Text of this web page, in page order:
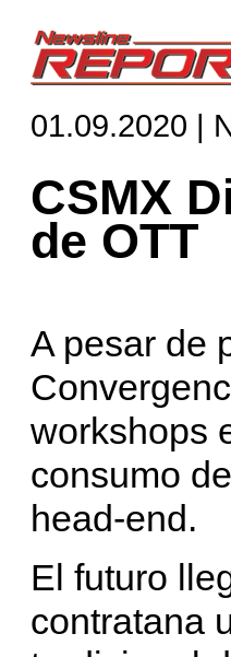
01.09.2020 |
CSMX
de OTT
A pesar de
workshops
consumo
head-end.
El futuro
contratana